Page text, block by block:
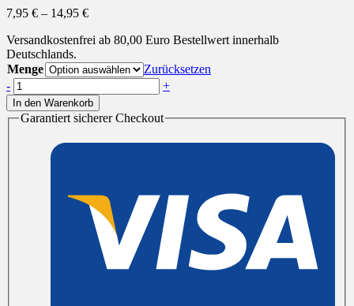
7,95 € – 14,95 €
Versandkostenfrei ab 80,00 Euro Bestellwert innerhalb
Deutschlands.
Menge
Zurücksetzen
- Oma
Friedels
Schokotraum
Menge
+
In den Warenkorb
Garantiert sicherer Checkout